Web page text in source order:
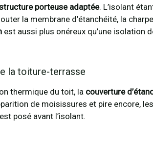
porteuse adaptée. L’isolant
la membrane d’étanchéité, la
est aussi plus onéreux qu’une isolation
la toiture-terrasse
thermique du toit, la couverture
de moisissures et pire encore,
posé avant l’isolant.